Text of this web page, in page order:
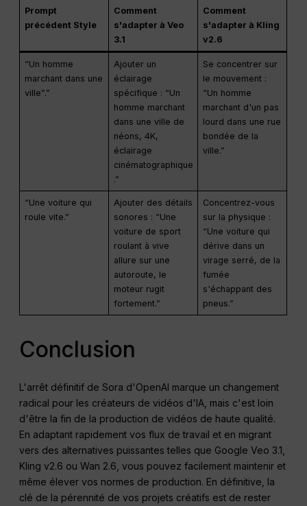
Prompt
précédent Style
Comment
s'adapter à Veo
3.1
Comment
s'adapter à Kling
v2.6
“Un homme
marchant dans une
ville”.”
Ajouter un
éclairage
spécifique : “Un
homme marchant
dans une ville de
néons, 4K,
éclairage
cinématographique
.”
Se concentrer sur
le mouvement :
“Un homme
marchant d'un pas
lourd dans une rue
bondée de la
ville.”
“Une voiture qui
roule vite.”
Ajouter des détails
sonores : “Une
voiture de sport
roulant à vive
allure sur une
autoroute, le
moteur rugit
fortement.”
Concentrez-vous
sur la physique :
“Une voiture qui
dérive dans un
virage serré, de la
fumée
s'échappant des
pneus.”
Conclusion
L'arrêt définitif de Sora d'OpenAI marque un changement
radical pour les créateurs de vidéos d'IA, mais c'est loin
d'être la fin de la production de vidéos de haute qualité.
En adaptant rapidement vos flux de travail et en migrant
vers des alternatives puissantes telles que Google Veo 3.1,
Kling v2.6 ou Wan 2.6, vous pouvez facilement maintenir et
même élever vos normes de production. En définitive, la
clé de la pérennité de vos projets créatifs est de rester